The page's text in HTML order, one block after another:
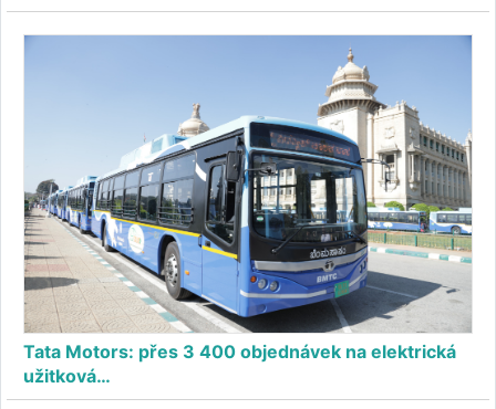
Tata Motors: přes 3 400 objednávek na elektrická
užitková…